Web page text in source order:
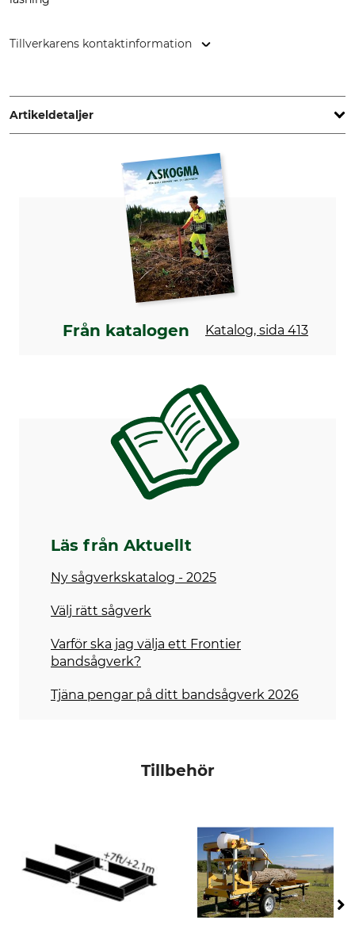
Tillverkarens kontaktinformation
www.grube.de
Artikeldetaljer
Max. snittbredd
560 mm
Produkttyp
Sågverk
Effekt
9,99 kW
Max. snittlängd
Från katalogen Katalog, sida 413
Läs från Aktuellt
Ny sågverkskatalog - 2025
Välj rätt sågverk
Varför ska jag välja ett Frontier
bandsågverk?
Tjäna pengar på ditt bandsågverk 2026
Tillbehör